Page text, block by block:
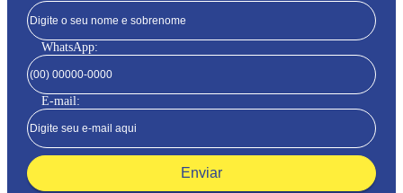
WhatsApp:
E-mail:
Enviar